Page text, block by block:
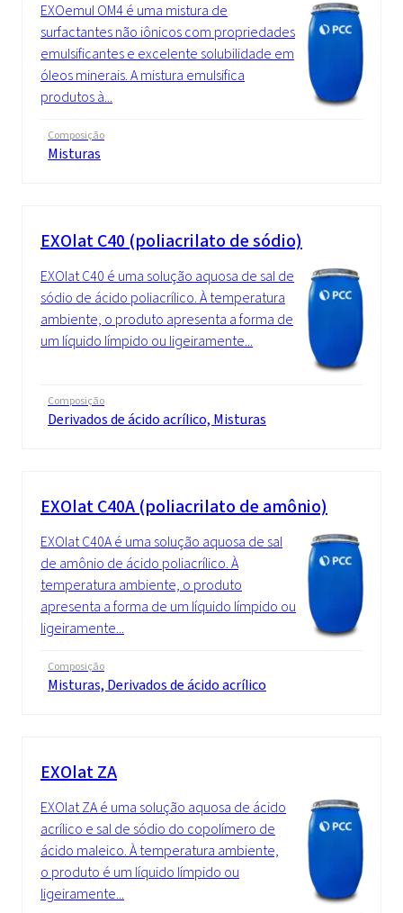
EXOemul OM4 é uma mistura de
surfactantes não iônicos com propriedades
emulsificantes e excelente solubilidade em
óleos minerais. A mistura emulsifica
produtos à...
Composição
Misturas
EXOlat C40 (poliacrilato de sódio)
EXOlat C40 é uma solução aquosa de sal de
sódio de ácido poliacrílico. À temperatura
ambiente, o produto apresenta a forma de
um líquido límpido ou ligeiramente...
Composição
Derivados de ácido acrílico, Misturas
EXOlat C40A (poliacrilato de amônio)
EXOlat C40A é uma solução aquosa de sal
de amônio de ácido poliacrílico. À
temperatura ambiente, o produto
apresenta a forma de um líquido límpido ou
ligeiramente...
Composição
Misturas, Derivados de ácido acrílico
EXOlat ZA
EXOlat ZA é uma solução aquosa de ácido
acrílico e sal de sódio do copolímero de
ácido maleico. À temperatura ambiente,
o produto é um líquido límpido ou
ligeiramente...